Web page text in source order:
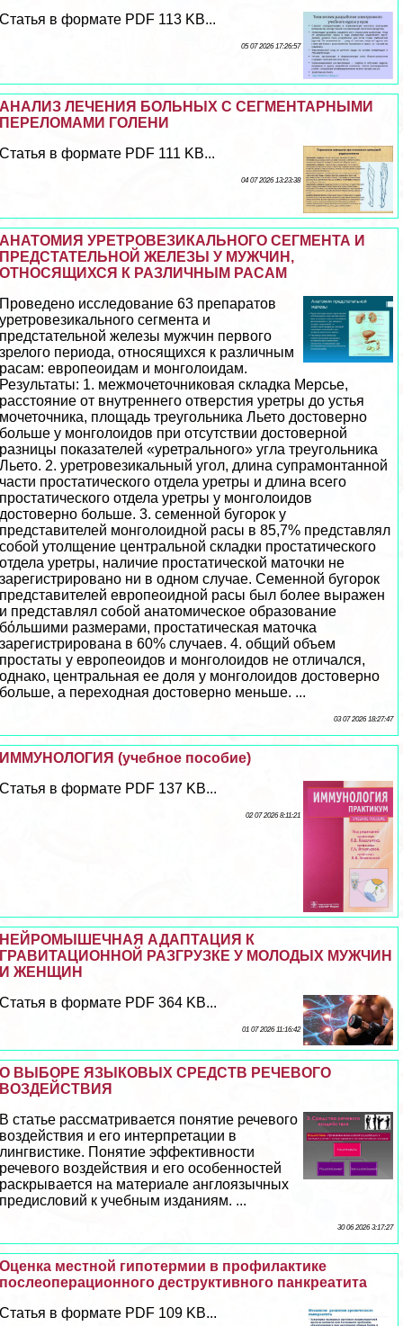
Статья в формате PDF 113 KB...
05 07 2026 17:26:57
АНАЛИЗ ЛЕЧЕНИЯ БОЛЬНЫХ С СЕГМЕНТАРНЫМИ
ПЕРЕЛОМАМИ ГОЛЕНИ
Статья в формате PDF 111 KB...
04 07 2026 13:23:38
АНАТОМИЯ УРЕТРОВЕЗИКАЛЬНОГО СЕГМЕНТА И
ПРЕДСТАТЕЛЬНОЙ ЖЕЛЕЗЫ У МУЖЧИН,
ОТНОСЯЩИХСЯ К РАЗЛИЧНЫМ РАСАМ
Проведено исследование 63 препаратов
уретровезикального сегмента и
предстательной железы мужчин первого
зрелого периода, относящихся к различным
расам: европеоидам и монголоидам.
Результаты: 1. межмочеточниковая складка Мерсье,
расстояние от внутреннего отверстия уретры до устья
мочеточника, площадь треугольника Льето достоверно
больше у монголоидов при отсутствии достоверной
разницы показателей «уретрального» угла треугольника
Льето. 2. уретровезикальный угол, длина супрамонтанной
части простатического отдела уретры и длина всего
простатического отдела уретры у монголоидов
достоверно больше. 3. семенной бугорок у
представителей монголоидной расы в 85,7% представлял
собой утолщение центральной складки простатического
отдела уретры, наличие простатической маточки не
зарегистрировано ни в одном случае. Семенной бугорок
представителей европеоидной расы был более выражен
и представлял собой анатомическое образование
бόльшими размерами, простатическая маточка
зарегистрирована в 60% случаев. 4. общий объем
простаты у европеоидов и монголоидов не отличался,
однако, центральная ее доля у монголоидов достоверно
больше, а переходная достоверно меньше. ...
03 07 2026 18:27:47
ИММУНОЛОГИЯ (учебное пособие)
Статья в формате PDF 137 KB...
02 07 2026 8:11:21
НЕЙРОМЫШЕЧНАЯ АДАПТАЦИЯ К
ГРАВИТАЦИОННОЙ РАЗГРУЗКЕ У МОЛОДЫХ МУЖЧИН
И ЖЕНЩИН
Статья в формате PDF 364 KB...
01 07 2026 11:16:42
О ВЫБОРЕ ЯЗЫКОВЫХ СРЕДСТВ РЕЧЕВОГО
ВОЗДЕЙСТВИЯ
В статье рассматривается понятие речевого
воздействия и его интерпретации в
лингвистике. Понятие эффективности
речевого воздействия и его особенностей
раскрывается на материале англоязычных
предисловий к учебным изданиям. ...
30 06 2026 3:17:27
Оценка местной гипотермии в профилактике
послеоперационного деструктивного панкреатита
Статья в формате PDF 109 KB...